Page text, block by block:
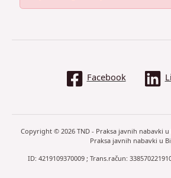
Facebook
Copyright © 2026 TND - Praksa javnih nabavki
Praksa javnih nabavki u
ID: 4219109370009 ; Trans.račun: